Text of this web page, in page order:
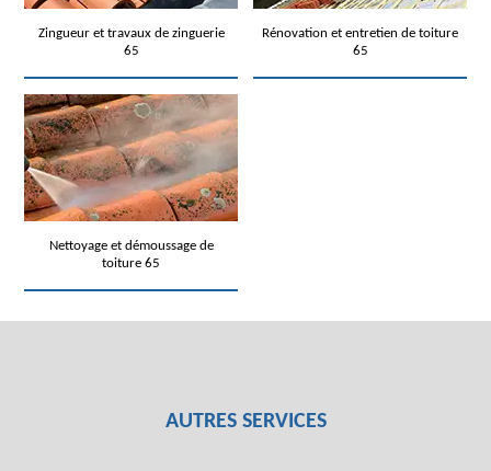
Zingueur et travaux de zinguerie
65
Rénovation et entretien de toiture
65
Nettoyage et démoussage de
toiture 65
AUTRES SERVICES